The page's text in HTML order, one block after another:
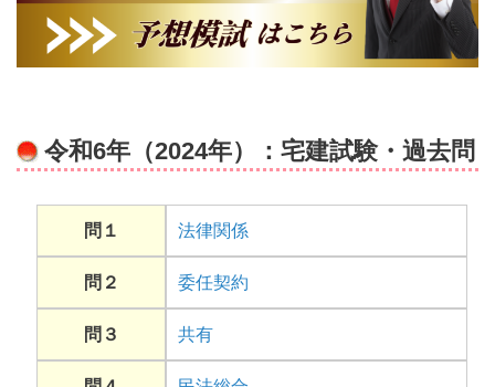
令和6年（2024年）：宅建試験・過去問
問１ 法律関係
問２ 委任契約
問３ 共有